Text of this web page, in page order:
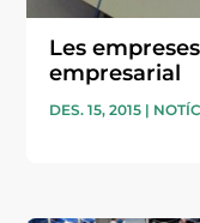
Les
empresarial
DES. 15, 2015 |